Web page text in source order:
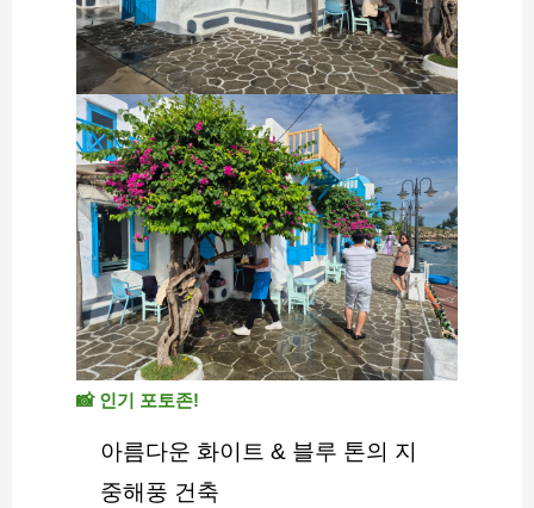
📸 인기 포토존!
아름다운 화이트 & 블루 톤의 지
중해풍 건축